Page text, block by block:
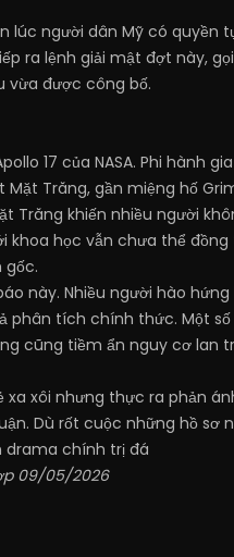
lúc người dân Mỹ có quyền
ra lệnh giải mật đợt này,
vừa được công bố.
17 của NASA. Phi hành gia
Trăng, gần miệng hố
khiến nhiều người
học vẫn chưa thể
gốc.
này. Nhiều người hào
tích chính thức. Một
cũng tiềm ẩn nguy cơ lan
xa xôi nhưng thực ra phản
Dù rốt cuộc những hồ sơ
drama chính trị đá
09/05/2026